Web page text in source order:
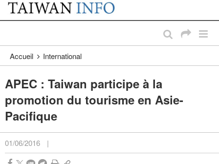
Passer au contenu principal
:::
Accueil International
APEC : Taiwan participe à la
promotion du tourisme en Asie-
Pacifique
01/06/2016 |